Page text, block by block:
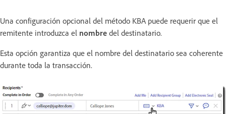
Una configuración opcional del método KBA puede requerir que el
remitente introduzca el nombre del destinatario.
Esta opción garantiza que el nombre del destinatario sea coherente
durante toda la transacción.